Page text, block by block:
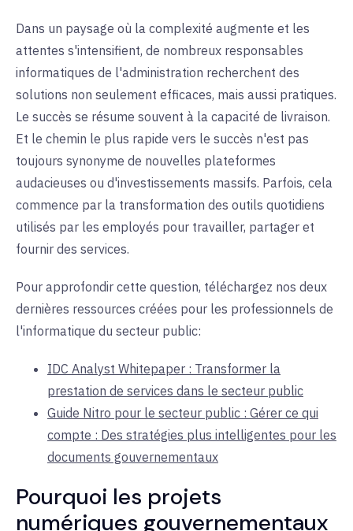
Dans un paysage où la complexité augmente et les
attentes s'intensifient, de nombreux responsables
informatiques de l'administration recherchent des
solutions non seulement efficaces, mais aussi pratiques.
Le succès se résume souvent à la capacité de livraison.
Et le chemin le plus rapide vers le succès n'est pas
toujours synonyme de nouvelles plateformes
audacieuses ou d'investissements massifs. Parfois, cela
commence par la transformation des outils quotidiens
utilisés par les employés pour travailler, partager et
fournir des services.
Pour approfondir cette question, téléchargez nos deux
dernières ressources créées pour les professionnels de
l'informatique du secteur public:
IDC Analyst Whitepaper : Transformer la
prestation de services dans le secteur public
Guide Nitro pour le secteur public : Gérer ce qui
compte : Des stratégies plus intelligentes pour les
documents gouvernementaux
Pourquoi les projets
numériques gouvernementaux